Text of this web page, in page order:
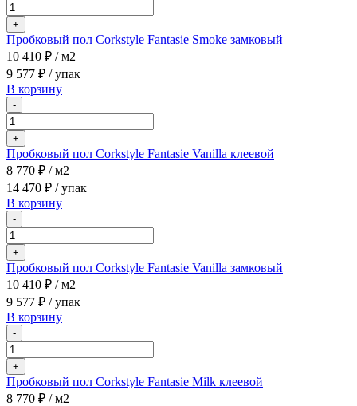
+
Пробковый пол Corkstyle Fantasie Smoke замковый
10 410 ₽ / м2
9 577 ₽ / упак
В корзину
-
+
Пробковый пол Corkstyle Fantasie Vanilla клеевой
8 770 ₽ / м2
14 470 ₽ / упак
В корзину
-
+
Пробковый пол Corkstyle Fantasie Vanilla замковый
10 410 ₽ / м2
9 577 ₽ / упак
В корзину
-
+
Пробковый пол Corkstyle Fantasie Milk клеевой
8 770 ₽ / м2